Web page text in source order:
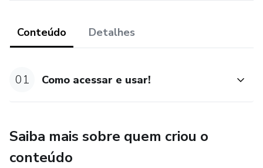
Conteúdo Detalhes
01 Como acessar e usar!
Saiba mais sobre quem criou o
conteúdo